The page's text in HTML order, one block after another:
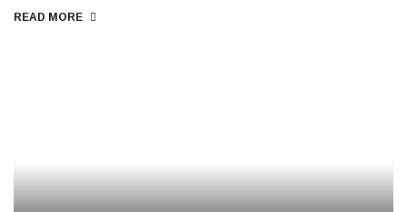
READ MORE